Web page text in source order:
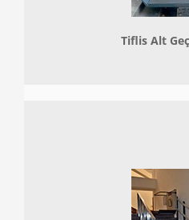
Tiflis Alt